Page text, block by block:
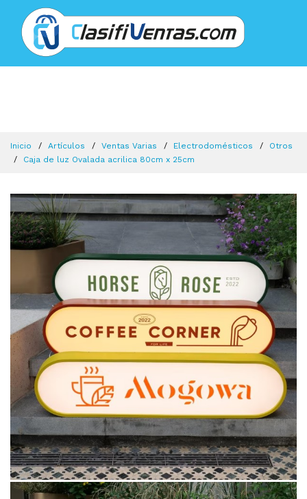
Inicio Artículos Ventas Varias Electrodomésticos
Otros
Caja de luz Ovalada acrilica 80cm x 25cm